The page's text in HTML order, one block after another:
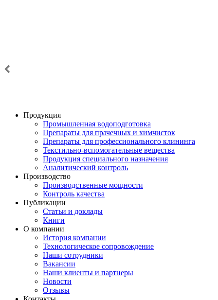
Продукция
Промышленная водоподготовка
Препараты для прачечных и химчисток
Препараты для профессионального клининга
Текстильно-вспомогательные вещества
Продукция специального назначения
Аналитический контроль
Производство
Производственные мощности
Контроль качества
Публикации
Статьи и доклады
Книги
О компании
История компании
Технологическое сопровождение
Наши сотрудники
Вакансии
Наши клиенты и партнеры
Новости
Отзывы